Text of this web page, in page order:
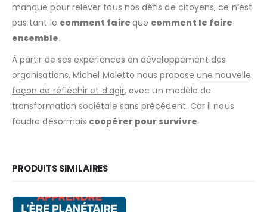
manque pour relever tous nos défis de citoyens, ce n’est
pas tant le comment faire que comment le faire
ensemble.
À partir de ses expériences en développement des
organisations, Michel Maletto nous proposeune nouvelle
façon de réfléchir et d’agir, avec un modèle de
transformation sociétale sans précédent. Car il nous
faudra désormais coopérer pour survivre.
PRODUITS SIMILAIRES